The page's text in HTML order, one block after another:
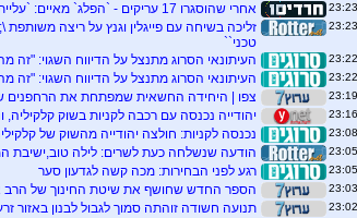
אחרי שהוסגרו 17 עריקים - `הפלג` מאיים: `עליית מדרגה חמורה, נצא למאבק נחוש`
טכני``
העיתונאי הסרוג מתנצל על הדיווח השגוי: "זה
העיתונאי הסרוג מתנצל על הדיווח השגוי: "זה
צפו | היחידה החשאית שמפתחת את הרחפנים
יהודייה נכנסה עם רכבה לקניות בשוק
נכנסה לקניות: חולצה יהודייה מהשוק של
הודעה שנשלחה כעת לשרים: לילה טוב,ישיבת
רגע לפני הבחירות: מכה קשה לגדעון סער
הספר החדש שחושף את שיטת החינוך של הרב
תנועה חשודה זוהתה סמוך לגבול לבנון באזור